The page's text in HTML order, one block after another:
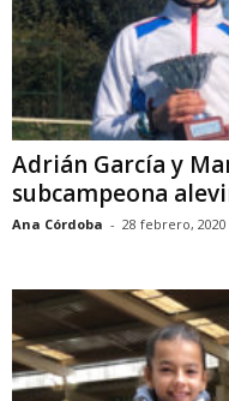
Adrián García y
subcampeona
Ana Córdoba - 28 febrero, 2020